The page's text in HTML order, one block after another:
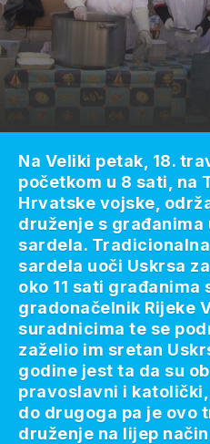
Na Veliki petak, 18.
početkom u 8 sati, na
Hrvatske vojske,
druženje s
sardela.
sardela uoči Uskrsa
oko 11 sati građanima
gradonačelnik Rijeke
suradnicima te se
zaželio im sretan
godine jest ta da su
pravoslavni i
do drugoga pa je ovo
druženje na lijep